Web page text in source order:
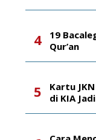
19
Qur’an
Kartu
di KIA